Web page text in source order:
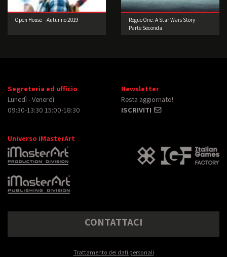
Open House – Autunno 2019
Rogue One: A Star Wars Story –
Parte Seconda
Segreteria ed ufficio
Lunedì - Venerdì
09:30-13:30 15:00-18:30
Newsletter
Resta aggiornato!
ISCRIVITI
Universo iMasterArt
CONTATTACI
Trattamento dei dati personali